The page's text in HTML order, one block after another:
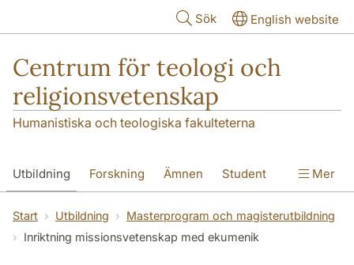
Sök English website
Centrum för teologi och
religionsvetenskap
Humanistiska och teologiska fakulteterna
Utbildning Forskning Ämnen Student
Institutionen
Mer
Start Utbildning
Masterprogram och magisterutbildning
Inriktning missionsvetenskap med ekumenik